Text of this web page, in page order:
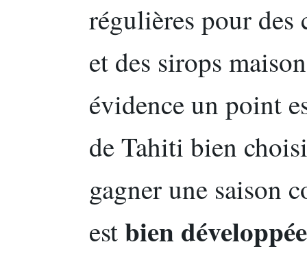
régulières pour des
et des sirops
évidence un point
de Tahiti bien
gagner une saison
estbien développée